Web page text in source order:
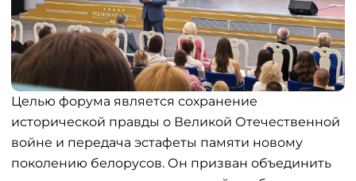
Целью форума является сохранение
исторической правды о Великой Отечественной
войне и передача эстафеты памяти новому
поколению белорусов. Он призван объединить